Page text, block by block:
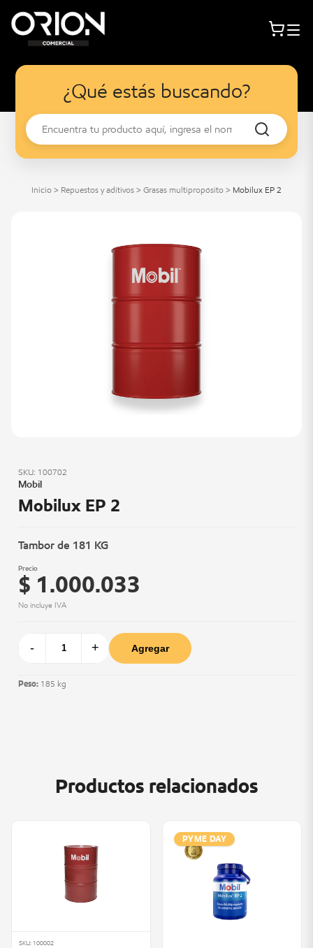
¿Qué estás buscando?
Inicio > Repuestos y aditivos > Grasas multipropósito > Mobilux EP 2
SKU: 100702
Mobil
Mobilux EP 2
Tambor de 181 KG
Precio
$ 1.000.033
No incluye IVA
- + Agregar
Peso: 185 kg
Productos relacionados
SKU: 100002
PYME DAY